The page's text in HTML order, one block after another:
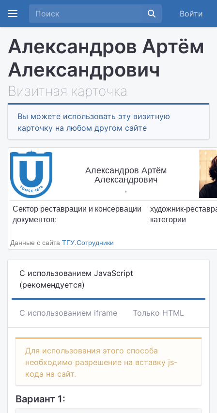
Войти
Александров Артём
Александрович
Визитная карточка
Вы можете использовать эту визитную
карточку на любом другом сайте
Александров Артём
Александрович
,
Сектор реставрации и консервации
документов:
художник-
категории
Данные с сайта ТГУ.Сотрудники
С использованием JavaScript
(рекомендуется)
С использованием iframe Только HTML
Для использования этого способа
необходимо разрешение на вставку js-
кода на сайт.
Вариант 1: